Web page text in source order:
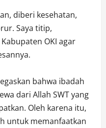
diberi kesehatan,
Saya titip,
OKI agar
bahwa ibadah
dari Allah SWT yang
Oleh karena itu,
untuk memanfaatkan